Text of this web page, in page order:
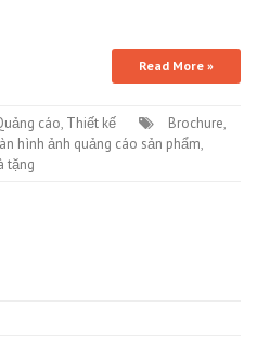
Read More »
cáo, Thiết kế Brochure,
hình ảnh quảng cáo sản phẩm,
tặng